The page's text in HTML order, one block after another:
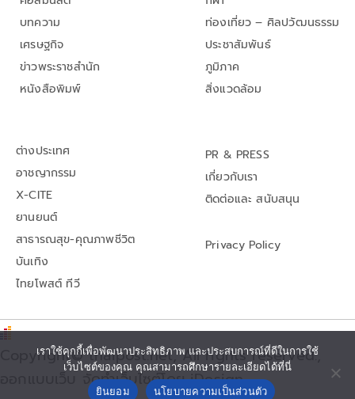
บทความ
เศรษฐกิจ
ข่าวพระราชสำนัก
หนังสือพิมพ์
ท่องเที่ยว – ศิลปวัฒนธรรม
ประชาสัมพันธ์
ภูมิภาค
สิ่งแวดล้อม
ต่างประเทศ
อาชญากรรม
X-CITE
ยานยนต์
สาธารณสุข-คุณภาพชีวิต
บันเทิง
ไทยโพสต์ ทีวี
PR & PRESS
เกี่ยวกับเรา
ติดต่อและ สนับสนุน
Privacy Policy
Copyright© thaipost.net, All rights reserved.,
ออกแบบเว็บ จัดทำเว็บไซต์โดย iDesign
เราใช้คุกกี้เพื่อพัฒนาประสิทธิภาพ และประสบการณ์ที่ดีในการใช้
เว็บไซต์ของคุณ คุณสามารถศึกษารายละเอียดได้ที่นี่
ยินยอม
นโยบายความเป็นส่วนตัว